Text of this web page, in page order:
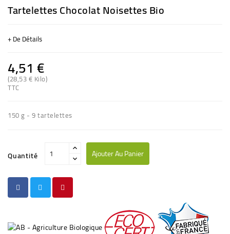
Tartelettes Chocolat Noisettes Bio
+ De Détails
4,51 €
(28,53 € Kilo)
TTC
150 g - 9 tartelettes
Quantité Ajouter Au Panier